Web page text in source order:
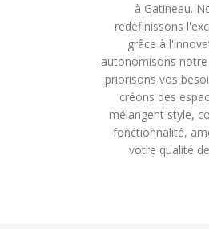
à Gatineau.
redéfinissons
grâce à
autonomisons
priorisons vos
créons des
mélangent style,
fonctionnalité,
votre qualité